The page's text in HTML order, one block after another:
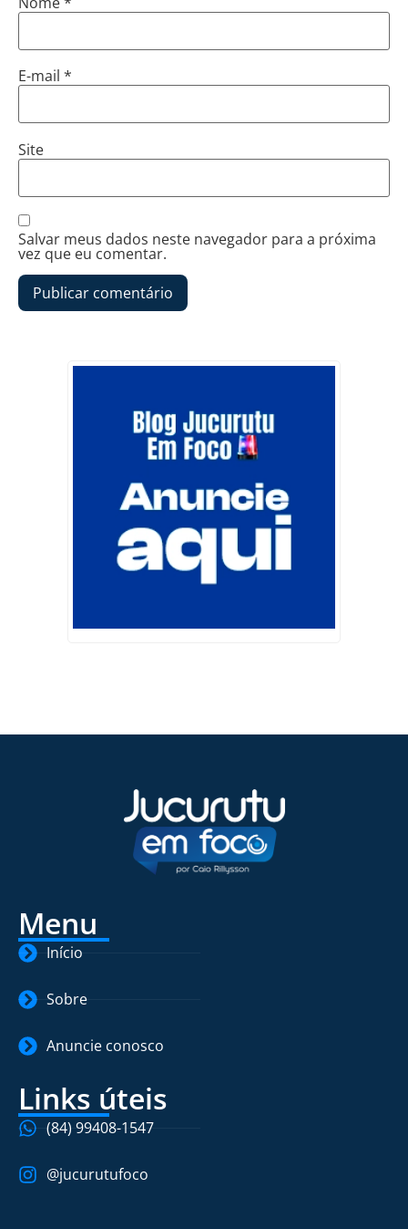
E-mail *
Site
Salvar meus dados neste navegador para a próxima
vez que eu comentar.
Menu
Início
Sobre
Anuncie conosco
Links úteis
(84) 99408-1547
@jucurutufoco